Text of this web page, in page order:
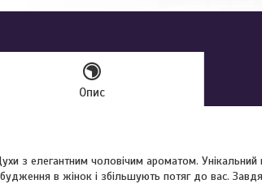
Опис
з елегантним чоловічим ароматом. Унікальний
в жінок і збільшують потяг до вас.